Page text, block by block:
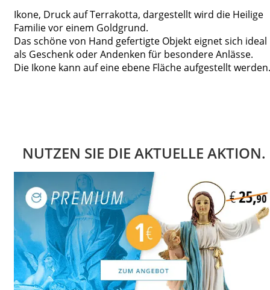
Ikone, Druck auf Terrakotta, dargestellt wird die Heilige
Familie vor einem Goldgrund.
Das schöne von Hand gefertigte Objekt eignet sich ideal
als Geschenk oder Andenken für besondere Anlässe.
Die Ikone kann auf eine ebene Fläche aufgestellt werden.
NUTZEN SIE DIE AKTUELLE AKTION.